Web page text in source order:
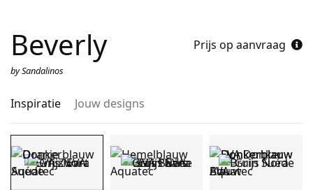
Beverly Prijs op aanvraag
by Sandalinos
Inspiratie Jouw designs